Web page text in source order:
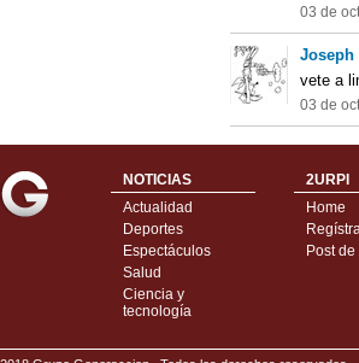
03 de
Joseph
vete a
03 de
NOTICIAS
Actualidad
Deportes
Espectáculos
Salud
Ciencia y
tecnología
2URPI
Home
Post